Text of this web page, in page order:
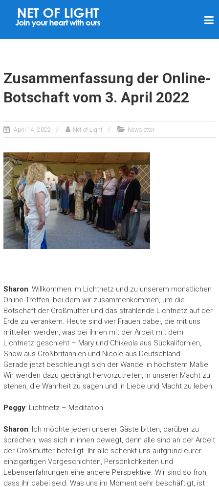
L
T
E
Z
Zusammenfassung der Online-
Botschaft vom 3. April 2022
April 14, 2022 Net of Light Newsletter
Sharon: Willkommen im Lichtnetz und zu unserem monatlichen
Online-Treffen, bei dem wir zusammenkommen, um die
Botschaft der Großmütter und das strahlende Lichtnetz auf der
Erde zu verankern. Heute sind vier Frauen dabei, die mit uns
mitteilen werden, was bei ihnen mit der Arbeit mit dem
Lichtnetz geschieht – Mary und Chikeola aus Südkalifornien,
Snow aus Großbritannien und Nicole aus Deutschland.
Gerade jetzt beschleunigt sich der Wandel in höchstem Maße.
Wir werden dazu gedrängt hervorzutreten, in unserer Macht zu
stehen, die Wahrheit zu sagen und in Liebe und Macht zu leben.
Peggy: Lichtnetz – Meditation
Sharon: Ich möchte jeden unserer Gäste bitten, darüber zu
sprechen, was sich in ihnen bewegt, denn alle sind an der Arbeit
der Großmütter beteiligt. Ihr alle schenkt uns aufgrund eurer
einzigartigen Vorgeschichten, Persönlichkeiten und
Lebenserfahrungen eine andere Perspektive. Wir sind so froh,
dass ihr dabei seid. Was uns im Moment sehr beschäftigt, ist